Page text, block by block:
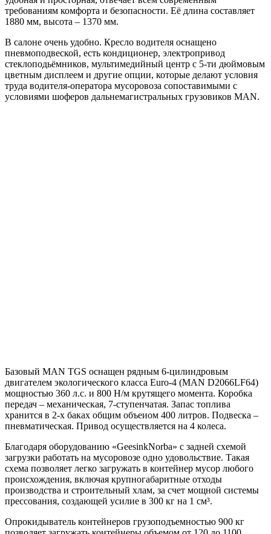
требованиям комфорта и безопасности. Её длина составляет
1880 мм, высота – 1370 мм.
В салоне очень удобно. Кресло водителя оснащено
пневмоподвеской, есть кондиционер, электропривод
стеклоподьёмников, мультимедийный центр с 5-ти дюймовым
цветным дисплеем и другие опции, которые делают условия
труда водителя-оператора мусоровоза сопоставимыми с
условиями шоферов дальнемагистральных грузовиков MAN.
Базовый MAN TGS оснащен рядным 6-цилиндровым
двигателем экологического класса Euro-4 (MAN D2066LF64)
мощностью 360 л.с. и 800 Н/м крутящего момента. Коробка
передач – механическая, 7-ступенчатая. Запас топлива
хранится в 2-х баках общим объеиом 400 литров. Подвеска –
пневматическая. Привод осуществляется на 4 колеса.
Благодаря оборудованию «GeesinkNorba» с задней схемой
загрузки работать на мусоровозе одно удовольствие. Такая
схема позволяет легко загружать в контейнер мусор любого
происхождения, включая крупногабаритные отходы
производства и строительный хлам, за счет мощной системы
прессования, создающей усилие в 300 кг на 1 см³.
Опрокидыватель контейнеров грузоподъемностью 900 кг